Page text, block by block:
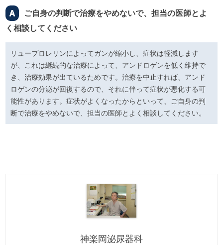
A
ご自身の判断で治療をやめないで、担当の医師とよ
く相談してください
リュープロレリンによってガンが縮小し、症状は軽減します
が、これは継続的な治療によって、アンドロゲンを低く維持で
き、治療効果が出ているためです。治療を中止すれば、アンド
ロゲンの分泌が回復するので、それに伴って症状が悪化する可
能性があります。症状がよくなったからといって、ご自身の判
断で治療をやめないで、担当の医師とよく相談してください。
神楽岡泌尿器科